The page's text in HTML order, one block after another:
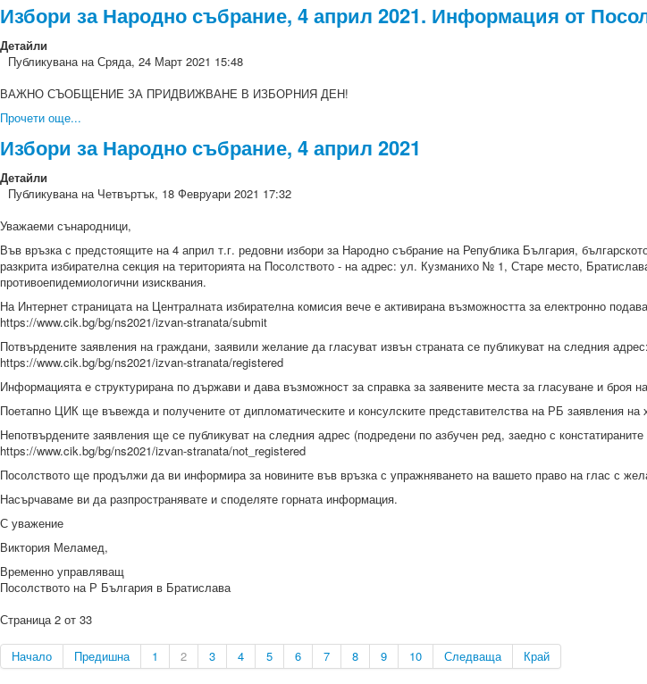
Избори за Народно събрание, 4 април 2021. Информация от
Детайли
Публикувана на Сряда, 24 Март 2021 15:48
ВАЖНО СЪОБЩЕНИЕ ЗА ПРИДВИЖВАНЕ В ИЗБОРНИЯ ДЕН!
Прочети още...
Избори за Народно събрание, 4 април 2021
Детайли
Публикувана на Четвъртък, 18 Февруари 2021 17:32
Уважаеми сънародници,
Във връзка с предстоящите на 4 април т.г. редовни избори за Народно събрание на Република България,
разкрита избирателна секция на територията на Посолството - на адрес: ул. Кузманихо № 1, Старе место,
противоепидемиологични изисквания.
На Интернет страницата на Централната избирателна комисия вече е активирана възможността за електронно
https://www.cik.bg/bg/ns2021/izvan-stranata/submit
Потвърдените заявления на граждани, заявили желание да гласуват извън страната се публикуват на следния адрес:
https://www.cik.bg/bg/ns2021/izvan-stranata/registered
Информацията е структурирана по държави и дава възможност за справка за заявените места за гласуване и броя
Поетапно ЦИК ще въвежда и получените от дипломатическите и консулските представителства на РБ заявления
Непотвърдените заявления ще се публикуват на следния адрес (подредени по азбучен ред, заедно с констатираните
https://www.cik.bg/bg/ns2021/izvan-stranata/not_registered
Посолството ще продължи да ви информира за новините във връзка с упражняването на вашето право на глас с
Насърчаваме ви да разпространявате и споделяте горната информация.
С уважение
Виктория Меламед,
Временно управляващ
Посолството на Р България в Братислава
Страница 2 от 33
Начало Предишна 1 2 3 4 5 6 7 8 9 10 Следваща Край